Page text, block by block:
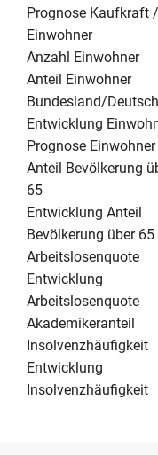
Prognose Kaufkraft /
Einwohner
Anzahl Einwohner
Anteil Einwohner
Bundesland/
Entwicklung
Prognose Einwohner
Anteil Bevölkerung
65
Entwicklung Anteil
Bevölkerung über 65
Arbeitslosenquote
Entwicklung
Arbeitslosenquote
Akademikeranteil
Insolvenzhäufigkeit
Entwicklung
Insolvenzhäufigkeit